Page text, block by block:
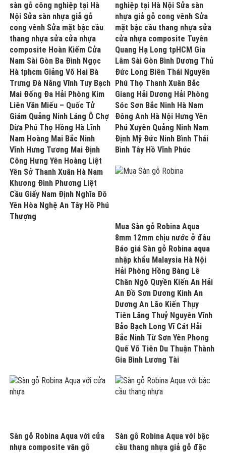
sàn gỗ công nghiệp tại Hà
Nội Sửa sàn nhựa giả gỗ
cong vênh Sửa mặt bậc cầu
thang nhựa sửa cửa nhựa
composite Hoàn Kiếm Cửa
Nam Sài Gòn Ba Đình Ngọc
Hà tphcm Giảng Võ Hai Bà
Trưng Đà Nẵng Vĩnh Tuy Bạch
Mai Đống Đa Hải Phòng Kim
Liên Văn Miếu – Quốc Tử
Giám Quảng Ninh Láng Ô Chợ
Dừa Phú Thọ Hồng Hà Lĩnh
Nam Hoàng Mai Bắc Ninh
Vĩnh Hưng Tương Mai Định
Công Hưng Yên Hoàng Liệt
Yên Sở Thanh Xuân Hà Nam
Khương Đình Phương Liệt
Cầu Giấy Nam Định Nghĩa Đô
Yên Hòa Nghệ An Tây Hồ Phú
Thượng
nghiệp tại Hà Nội Sửa sàn
nhựa giả gỗ cong vênh Sửa
mặt bậc cầu thang nhựa sửa
cửa nhựa composite Tuyên
Quang Hạ Long tpHCM Gia
Lâm Sài Gòn Bình Dương Thủ
Đức Long Biên Thái Nguyên
Phú Thọ Thanh Xuân Bắc
Giang Hải Dương Hải Phòng
Sóc Sơn Bắc Ninh Hà Nam
Đông Anh Hà Nội Hưng Yên
Phú Xuyên Quảng Ninh Nam
Định Mỹ Đức Ninh Bình Thái
Bình Tây Hồ Vĩnh Phúc
Mua Sàn gỗ Robina Aqua
8mm 12mm chịu nước ở đâu
Báo giá Sàn gỗ Robina aqua
nhập khẩu Malaysia Hà Nội
Hải Phòng Hồng Bàng Lê
Chân Ngô Quyền Kiến An Hải
An Đồ Sơn Dương Kinh An
Dương An Lão Kiến Thụy
Tiên Lãng Thuỷ Nguyên Vĩnh
Bảo Bạch Long Vĩ Cát Hải
Bắc Ninh Từ Sơn Yên Phong
Quế Võ Tiên Du Thuận Thành
Gia Bình Lương Tài
Sàn gỗ Robina Aqua với cửa
nhựa composite vân gỗ
Sàn gỗ Robina Aqua với bậc
cầu thang nhựa giả gỗ đặc